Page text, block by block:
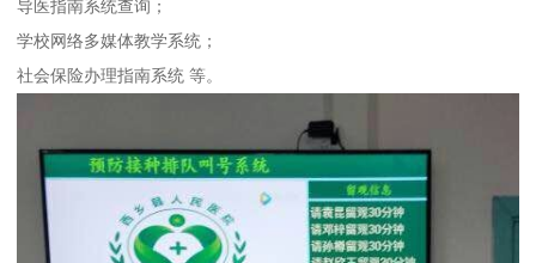
导医指南系统查询；
学校网络多媒体教学系统；
社会保险办理指南系统 等。